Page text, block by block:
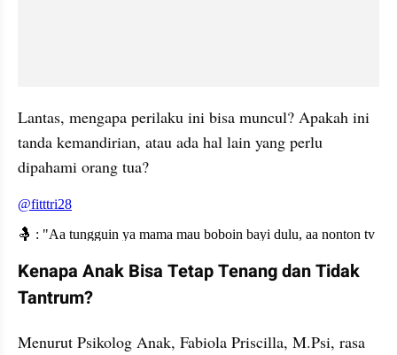
Lantas, mengapa perilaku ini bisa muncul? Apakah ini
tanda kemandirian, atau ada hal lain yang perlu
dipahami orang tua?
embed from external kumparan
Kenapa Anak Bisa Tetap Tenang dan Tidak
Tantrum?
Menurut Psikolog Anak, Fabiola Priscilla, M.Psi, rasa